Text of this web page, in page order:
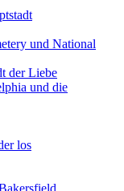
und National
der Liebe
und die
los